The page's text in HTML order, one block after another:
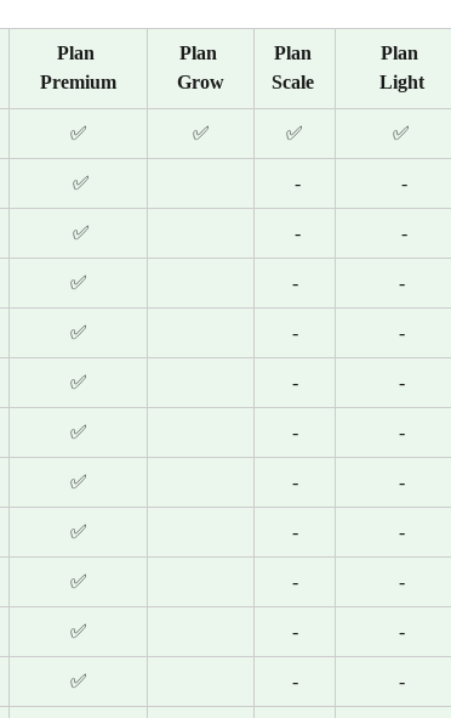
Plan
Premium
Plan
Grow
Plan
Scale
Plan
Light
✅ ✅ ✅ ✅
✅ - -
✅ - -
✅ - -
✅ - -
✅ - -
✅ - -
✅ - -
✅ - -
✅ - -
✅ - -
✅ - -